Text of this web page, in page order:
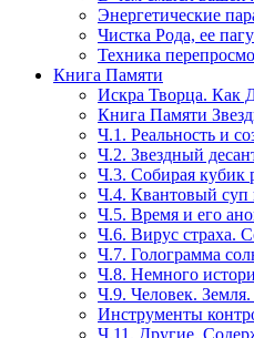
Энергетические
Чистка Рода, ее
Техника
Книга Памяти
Искра Творца. Как
Книга Памяти
Ч.1. Реальность и
Ч.2. Звездный
Ч.3. Собирая кубик
Ч.4. Квантовый суп
Ч.5. Время и его
Ч.6. Вирус страха.
Ч.7. Голограмма
Ч.8. Немного
Ч.9. Человек.
Инструменты
Ч.11. Другие.